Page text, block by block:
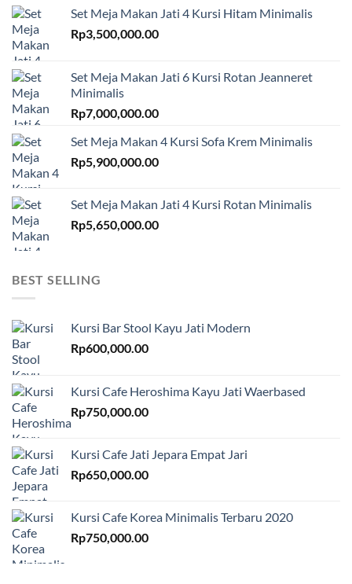
Set Meja Makan Jati 4 Kursi Hitam Minimalis
Rp3,500,000.00
Set Meja Makan Jati 6 Kursi Rotan Jeanneret
Minimalis
Rp7,000,000.00
Set Meja Makan 4 Kursi Sofa Krem Minimalis
Rp5,900,000.00
Set Meja Makan Jati 4 Kursi Rotan Minimalis
Rp5,650,000.00
BEST SELLING
Kursi Bar Stool Kayu Jati Modern
Rp600,000.00
Kursi Cafe Heroshima Kayu Jati Waerbased
Rp750,000.00
Kursi Cafe Jati Jepara Empat Jari
Rp650,000.00
Kursi Cafe Korea Minimalis Terbaru 2020
Rp750,000.00